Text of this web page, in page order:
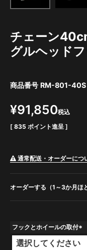
チェーン
グルヘッドフ
商品番号 RM-801-40S
¥91,850税込
[ 835 ポイント進呈 ]
通常配送・オーダーにつ
オーダーする（1～3か月ほ
フックとホイールの取付
(
必